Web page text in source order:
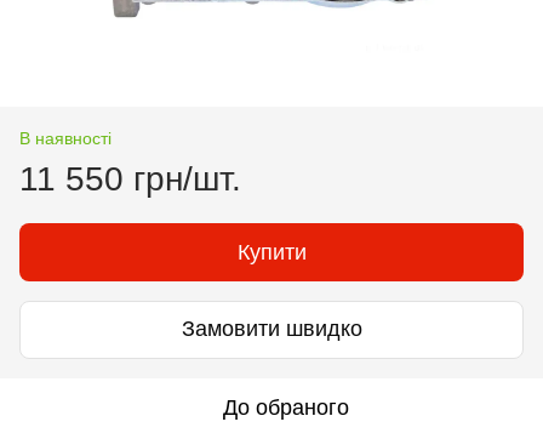
В наявності
11 550 грн/шт.
Купити
Замовити швидко
До обраного